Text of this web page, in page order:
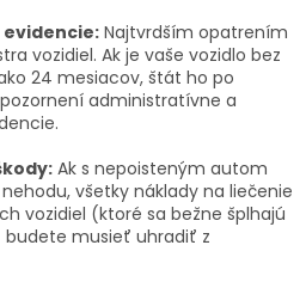
evidencie:Najtvrdším opatrením
vozidiel. Ak je vaše vozidlo bez
24 mesiacov, štát ho po
administratívne a
Ak s nepoisteným autom
všetky náklady na liečenie
vozidiel (ktoré sa bežne šplhajú
musieť uhradiť z